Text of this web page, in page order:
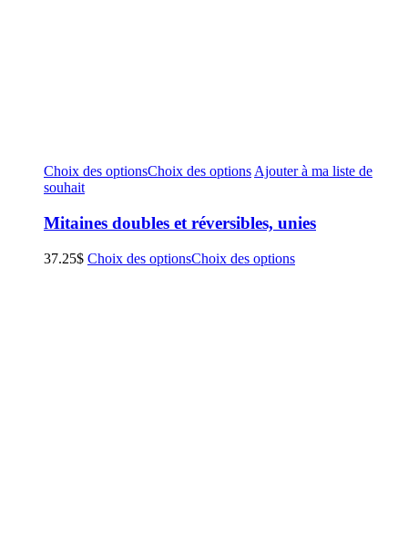
Choix des optionsChoix des options Ajouter à ma liste de
souhait
Mitaines doubles et réversibles, unies
37.25$ Choix des optionsChoix des options